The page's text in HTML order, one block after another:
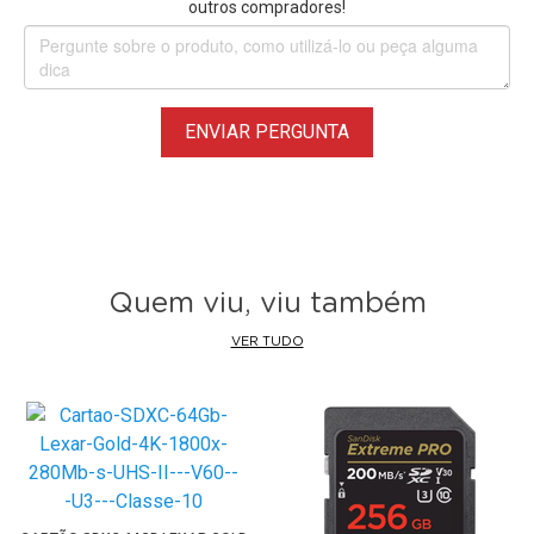
10 UHS-I 4Ksão equipados com tecnologia ECC, que
detecta e corrige erros de transferência em potenciais
automaticamente. Emparelhado com um interruptor de
outros compradores!
ENVIAR PERGUNTA
Quem viu, viu também
VER TUDO